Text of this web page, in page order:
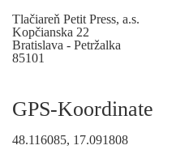
Tlačiareň Petit Press, a.s.
Kopčianska 22
Bratislava - Petržalka
85101
GPS-Koordinate
48.116085, 17.091808